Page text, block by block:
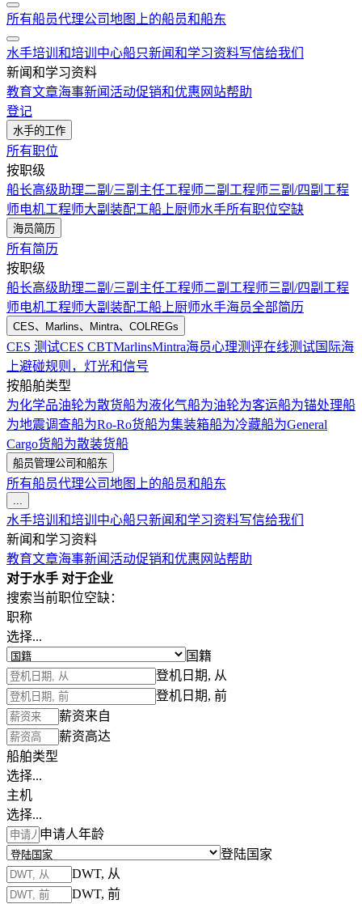
所有船员代理公司地图上的船员和船东
水手培训和培训中心船只新闻和学习资料写信给我们
新闻和学习资料
教育文章海事新闻活动促销和优惠 网站帮助
登记
水手的工作
所有职位
按职级
船长高级助理二副/三副 主任工程师二副工程师三副/四副工程
师电机工程师大副 装配工船上厨师水手所有职位空缺
海员简历
所有简历
按职级
船长高级助理二副/三副 主任工程师二副工程师三副/四副工程
师电机工程师大副 装配工船上厨师水手海员全部简历
CES、Marlins、Mintra、COLREGs
CES 测试CES CBTMarlinsMintra海员心理测评在线测试国际海
上避碰规则，灯光和信号
按船舶类型
为化学品油轮为散货船为液化气船为油轮为客运船为锚处理船
为地震调查船为Ro-Ro货船为集装箱船为冷藏船为General
Cargo货船为散装货船
船员管理公司和船东
所有船员代理公司地图上的船员和船东
...
水手培训和培训中心船只新闻和学习资料写信给我们
新闻和学习资料
教育文章海事新闻活动促销和优惠 网站帮助
对于水手 对于企业
搜索当前职位空缺：
职称
选择...
国籍
登机日期, 从
登机日期, 前
薪资来自
薪资高达
船舶类型
选择...
主机
选择...
申请人年龄
登陆国家
DWT, 从
DWT, 前